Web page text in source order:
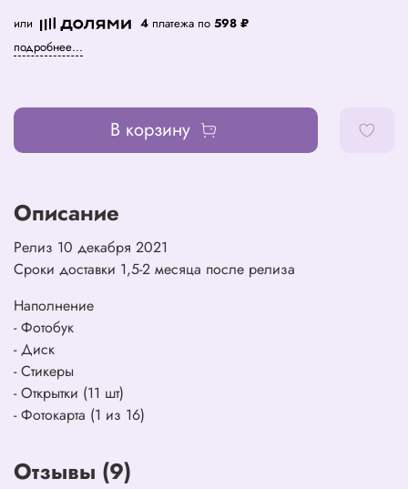
или 4 платежа по 598 ₽
подробнее...
В корзину
Описание
Релиз 10 декабря 2021
Сроки доставки 1,5-2 месяца после релиза
Наполнение
- Фотобук
- Диск
- Стикеры
- Открытки (11 шт)
- Фотокарта (1 из 16)
Отзывы (9)